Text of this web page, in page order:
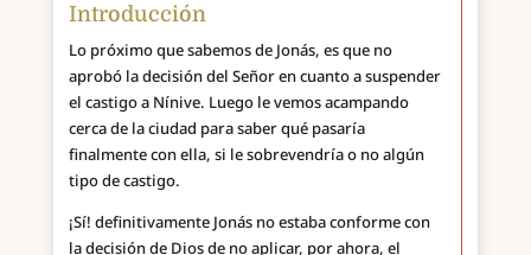
Introducción
Lo próximo que sabemos de Jonás, es que no
aprobó la decisión del Señor en cuanto a suspender
el castigo a Nínive. Luego le vemos acampando
cerca de la ciudad para saber qué pasaría
finalmente con ella, si le sobrevendría o no algún
tipo de castigo.
¡Sí! definitivamente Jonás no estaba conforme con
la decisión de Dios de no aplicar, por ahora, el